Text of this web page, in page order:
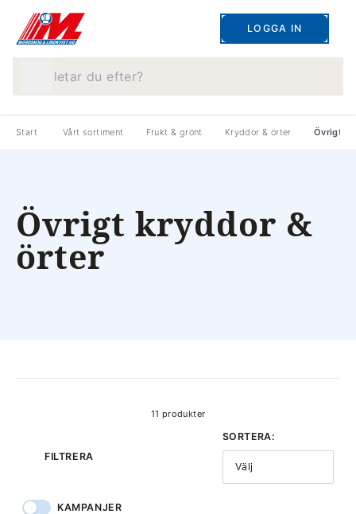
LOGGA IN
Start Vårt sortiment Frukt & grönt Kryddor & örter Övrigt
Övrigt kryddor &
örter
11 produkter
FILTRERA
SORTERA:
Välj
KAMPANJER